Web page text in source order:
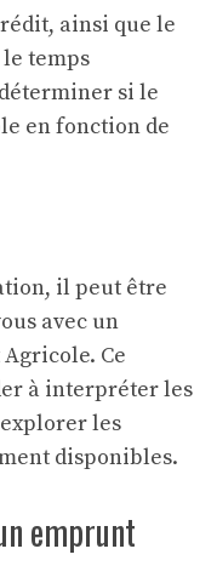
ainsi que le
temps
si le
en fonction de
il peut être
avec un
Ce
à interpréter les
les
disponibles.
emprunt